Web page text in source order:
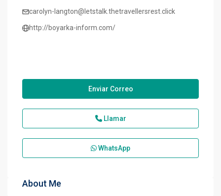
carolyn-langton@letstalk.thetravellersrest.click
http://boyarka-inform.com/
Enviar Correo
Llamar
WhatsApp
About Me